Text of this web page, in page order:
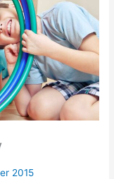
2015